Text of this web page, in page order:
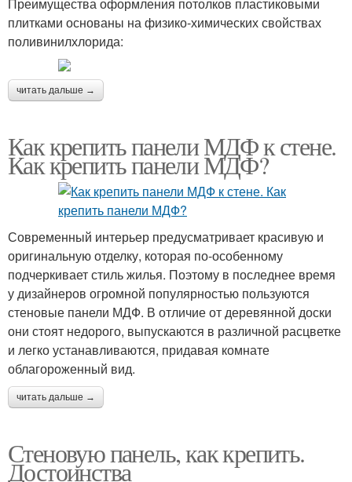
плитками основаны на физико-химических свойствах
поливинилхлорида:
читать дальше →
Как крепить панели МДФ к стене.
Как крепить панели МДФ?
Современный интерьер предусматривает красивую и
оригинальную отделку, которая по-особенному
подчеркивает стиль жилья. Поэтому в последнее время
у дизайнеров огромной популярностью пользуются
стеновые панели МДФ. В отличие от деревянной доски
они стоят недорого, выпускаются в различной расцветке
и легко устанавливаются, придавая комнате
облагороженный вид.
читать дальше →
Стеновую панель, как крепить.
Достоинства